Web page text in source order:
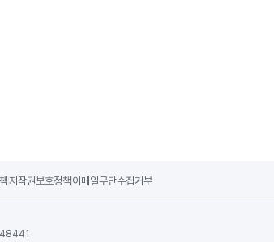
저작권보호정책 이메일무단수집거부